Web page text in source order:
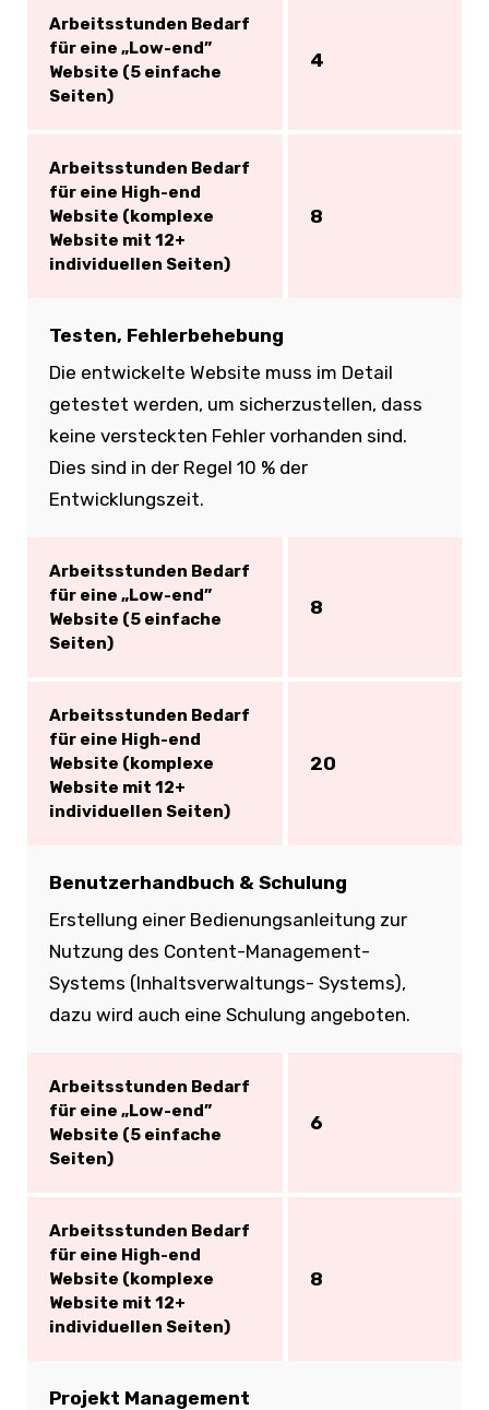
Arbeitsstunden Bedarf
für eine „Low-end”
Website (5 einfache
Seiten)
4
Arbeitsstunden Bedarf
für eine High-end
Website (komplexe
Website mit 12+
individuellen Seiten)
8
Testen, Fehlerbehebung
Die entwickelte Website muss im Detail
getestet werden, um sicherzustellen, dass
keine versteckten Fehler vorhanden sind.
Dies sind in der Regel 10 % der
Entwicklungszeit.
Arbeitsstunden Bedarf
für eine „Low-end”
Website (5 einfache
Seiten)
8
Arbeitsstunden Bedarf
für eine High-end
Website (komplexe
Website mit 12+
individuellen Seiten)
20
Benutzerhandbuch & Schulung
Erstellung einer Bedienungsanleitung zur
Nutzung des Content-Management-
Systems (Inhaltsverwaltungs- Systems),
dazu wird auch eine Schulung angeboten.
Arbeitsstunden Bedarf
für eine „Low-end”
Website (5 einfache
Seiten)
6
Arbeitsstunden Bedarf
für eine High-end
Website (komplexe
Website mit 12+
individuellen Seiten)
8
Projekt Management